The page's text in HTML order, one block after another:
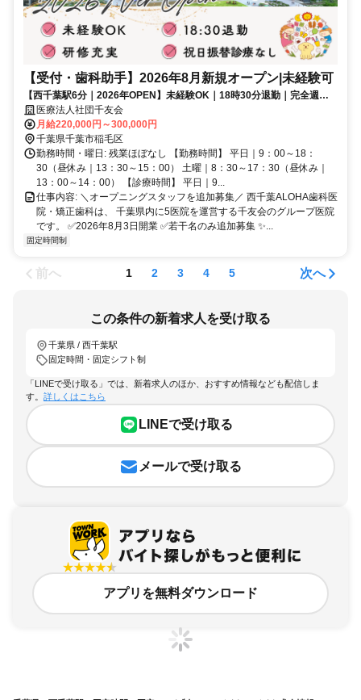
【受付・歯科助手】2026年8月新規オープン|未経験可
【西千葉駅6分｜2026年OPEN】未経験OK｜18時30分退勤｜完全週休2
日制｜福利厚生充実｜安心の大型医療法人
医療法人社団千友会
月給220,000円～300,000円
千葉県千葉市稲毛区
勤務時間・曜日: 残業ほぼなし 【勤務時間】 平日｜9：00～18：
30（昼休み｜13：30～15：00） 土曜｜8：30～17：30（昼休み｜
13：00～14：00） 【診療時間】 平日｜9...
仕事内容: ＼オープニングスタッフを追加募集／ 西千葉ALOHA歯科医
院・矯正歯科は、 千葉県内に5医院を運営する千友会のグループ医院
です。 ✅2026年8月3日開業 ✅若干名のみ追加募集 ✨...
固定時間制
前へ 1 2 3 4 5 次へ
この条件の新着求人を受け取る
千葉県 / 西千葉駅
固定時間・固定シフト制
「LINEで受け取る」では、新着求人のほか、おすすめ情報なども配信しま
す。 詳しくはこちら
LINEで受け取る
メールで受け取る
アプリを無料ダウンロード